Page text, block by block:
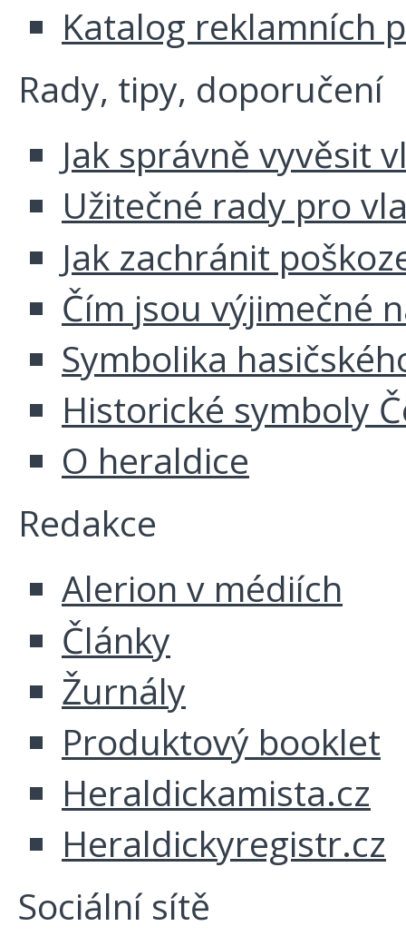
Katalog reklamních
Rady, tipy, doporučení
Jak správně vyvěsit
Užitečné rady pro
Jak zachránit
Čím jsou výjimečné
Symbolika
Historické symboly
O heraldice
Redakce
Alerion v médiích
Články
Žurnály
Produktový booklet
Heraldickamista.cz
Heraldickyregistr.cz
Sociální sítě